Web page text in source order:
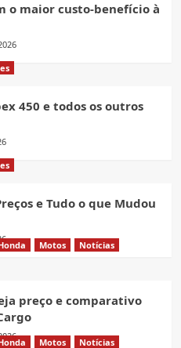
o maior custo-benefício à
450 e todos os outros
e Tudo o que Mudou
Motos
Notícias
preço e comparativo
Motos
Notícias